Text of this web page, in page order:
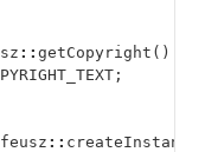
:: getCopyright ()
;
:: createInstance